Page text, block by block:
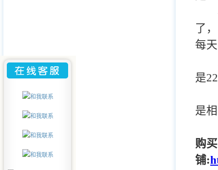
了
每
是
是
购
铺: